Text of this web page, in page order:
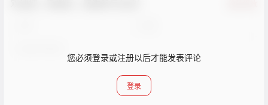
您必须登录或注册以后才能发表评论
登录